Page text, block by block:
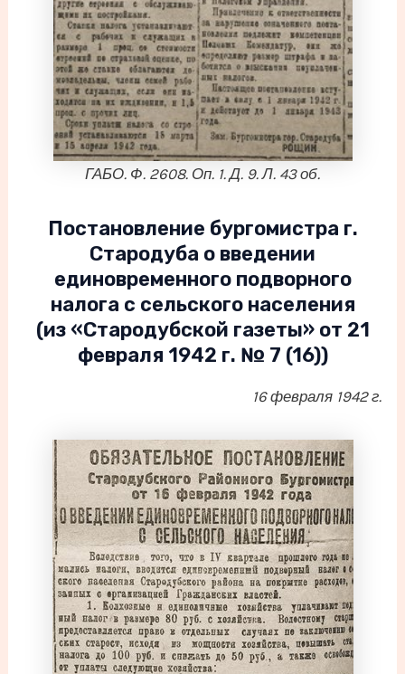
ГАБО. Ф. 2608. Оп. 1. Д. 9. Л. 43 об.
Постановление бургомистра г.
Стародуба о введении
единовременного подворного
налога с сельского населения
(из «Стародубской газеты» от 21
февраля 1942 г. № 7 (16))
16 февраля 1942 г.